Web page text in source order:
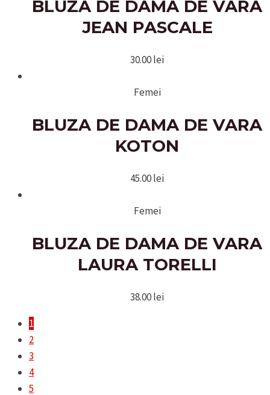
BLUZA DE DAMA DE VARA
JEAN PASCALE
30.00lei
Femei
BLUZA DE DAMA DE VARA
KOTON
45.00lei
Femei
BLUZA DE DAMA DE VARA
LAURA TORELLI
38.00lei
1
2
3
4
5